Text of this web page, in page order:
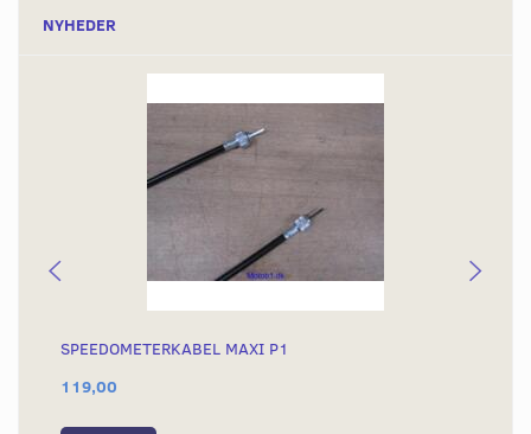
NYHEDER
SPEEDOMETERKABEL MAXI P1
119,00